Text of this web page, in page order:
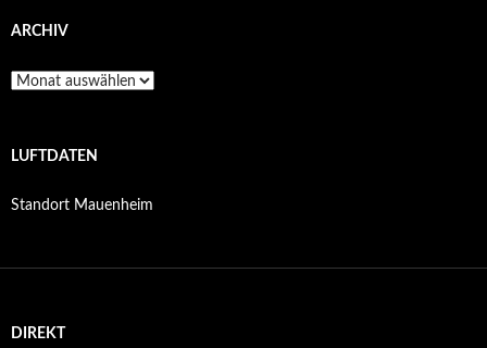
ARCHIV
Archiv
LUFTDATEN
Standort Mauenheim
DIREKT